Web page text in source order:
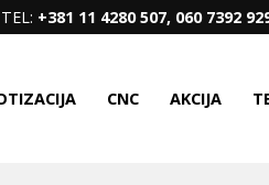
TEL: +381 11 4280 507, 060 7392
CNC AKCIJA